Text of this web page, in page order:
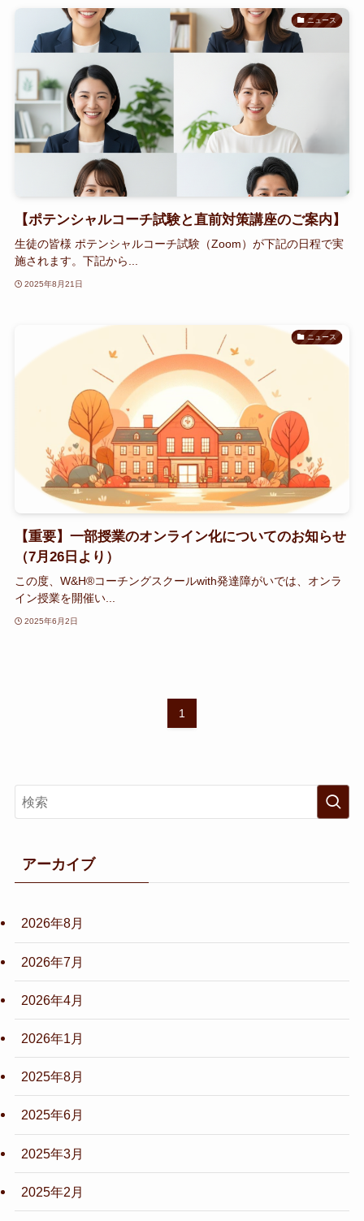
ニュース
【ポテンシャルコーチ試験と直前対策講座のご案内】
生徒の皆様 ポテンシャルコーチ試験（Zoom）が下記の日程で実
施されます。下記から...
2025年8月21日
ニュース
【重要】一部授業のオンライン化についてのお知らせ
（7月26日より）
この度、W&H®コーチングスクールwith発達障がいでは、オンラ
イン授業を開催い...
2025年6月2日
1
アーカイブ
2026年8月
2026年7月
2026年4月
2026年1月
2025年8月
2025年6月
2025年3月
2025年2月